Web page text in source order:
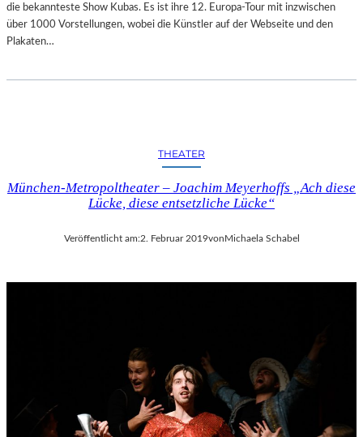
die bekannteste Show Kubas. Es ist ihre 12. Europa-Tour mit inzwischen
über 1000 Vorstellungen, wobei die Künstler auf der Webseite und den
Plakaten…
THEATER
München-Metropoltheater – Joachim Meyerhoffs „Ach diese
Lücke, diese entsetzliche Lücke“
Veröffentlicht am:2. Februar 2019vonMichaela Schabel